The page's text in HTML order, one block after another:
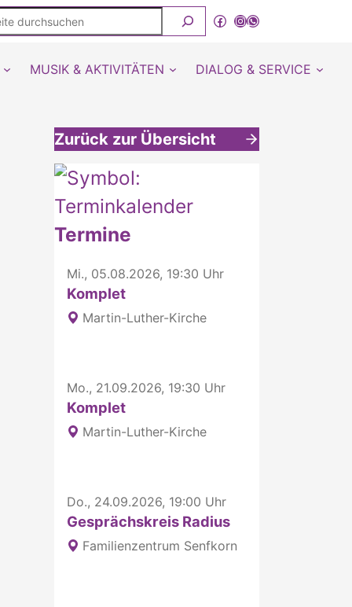
Facebook
Instagram
WhatsApp Kanal von detmold-lutherisch
MUSIK & AKTIVITÄTEN DIALOG & SERVICE
Zurück zur Übersicht
Weitere interessante Inhalte
Termine
Mi., 05.08.2026, 19:30 Uhr
Komplet
Martin-Luther-Kirche
Mo., 21.09.2026, 19:30 Uhr
Komplet
Martin-Luther-Kirche
Do., 24.09.2026, 19:00 Uhr
Gesprächskreis Radius
Familienzentrum Senfkorn